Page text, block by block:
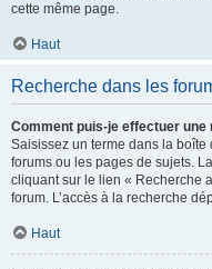
cette même page.
Haut
Recherche dans les
Comment puis-je effectuer
Saisissez un terme dans la boîte
forums ou les pages de sujets.
cliquant sur le lien « Recherche
forum. L’accès à la recherche
Haut